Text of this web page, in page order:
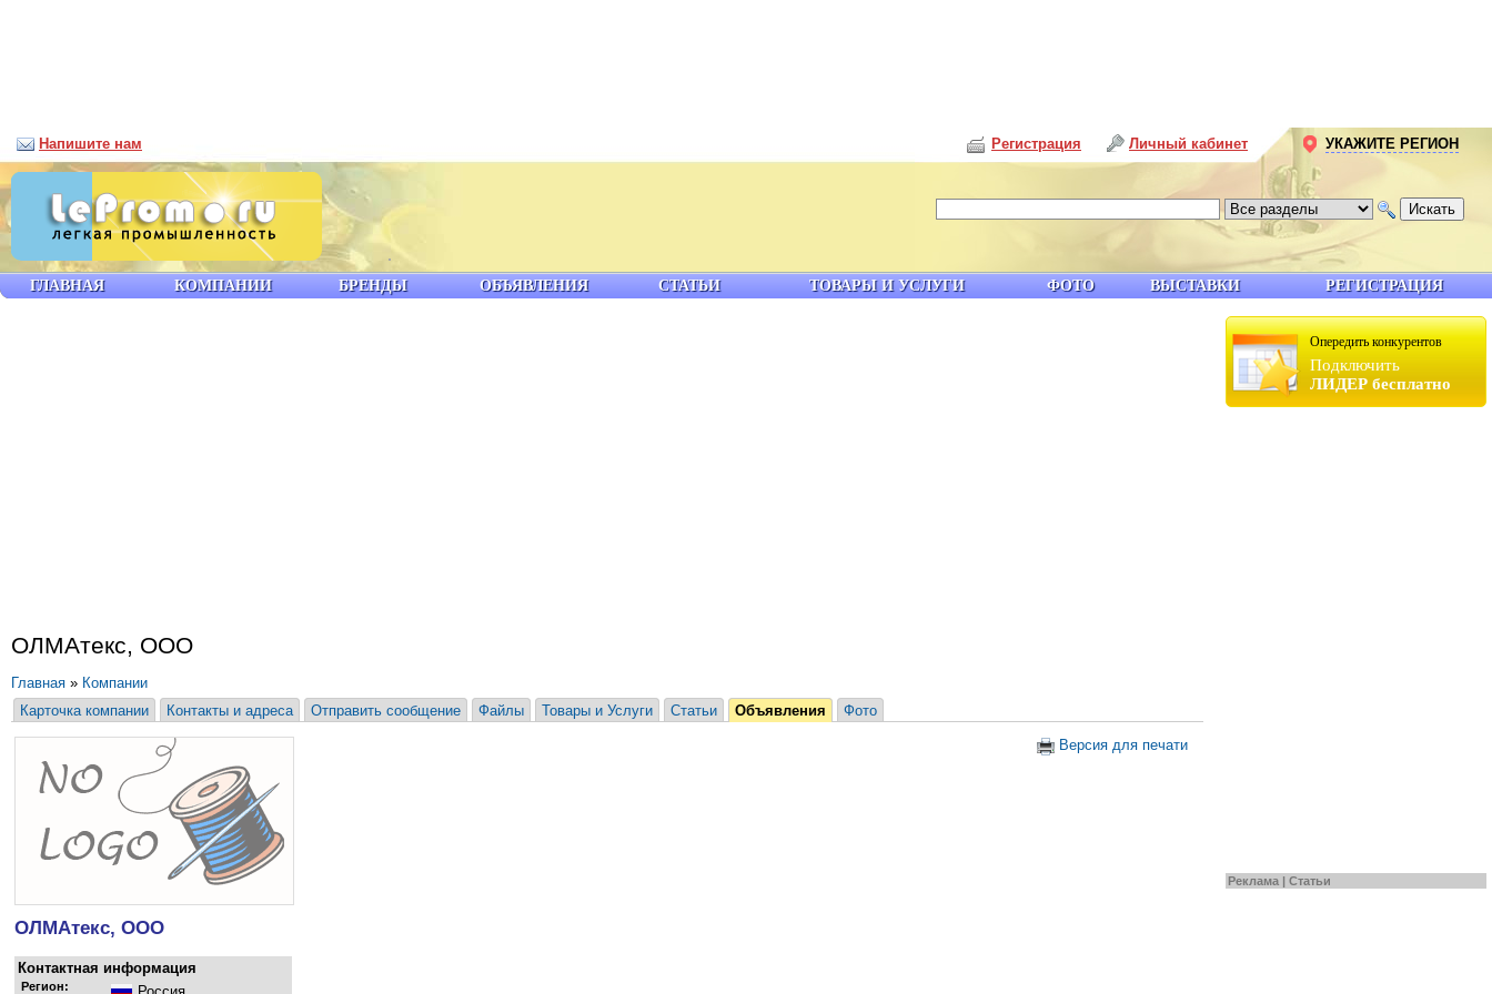
Опередить конкурентов
Подключить
ЛИДЕР бесплатно
Реклама | Статьи
ОЛМАтекс, ООО
Главная » Компании
Карточка компании
Контакты и адреса Отправить сообщение Файлы Товары и Услуги Статьи Объявления Фото
ОЛМАтекс, ООО
Контактная информация
Регион:
Версия для печати
ГЛАВНАЯ КОМПАНИИ БРЕНДЫ ОБЪЯВЛЕНИЯ СТАТЬИ ТОВАРЫ И УСЛУГИ ФОТО ВЫСТАВКИ РЕГИСТРАЦИЯ
Напишите нам Личный кабинет
Регистрация УКАЖИТЕ РЕГИОН